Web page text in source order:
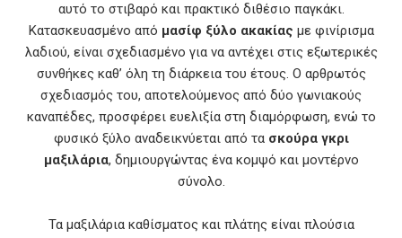
αυτό το στιβαρό και πρακτικό διθέσιο παγκάκι.
Κατασκευασμένο από μασίφ ξύλο ακακίας με φινίρισμα
λαδιού, είναι σχεδιασμένο για να αντέχει στις εξωτερικές
συνθήκες καθ’ όλη τη διάρκεια του έτους. Ο αρθρωτός
σχεδιασμός του, αποτελούμενος από δύο γωνιακούς
καναπέδες, προσφέρει ευελιξία στη διαμόρφωση, ενώ το
φυσικό ξύλο αναδεικνύεται από τα σκούρα γκρι
μαξιλάρια, δημιουργώντας ένα κομψό και μοντέρνο
σύνολο.
Τα μαξιλάρια καθίσματος και πλάτης είναι πλούσια